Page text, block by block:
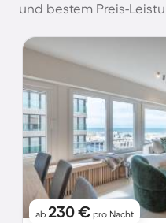
und bestem Preis-
ab 230 € pro Nacht